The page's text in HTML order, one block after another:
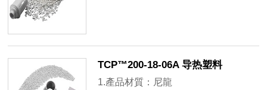
TCP™200-18-06A 导热塑料
1.產品材質：尼龍